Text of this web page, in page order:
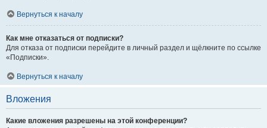
Вернуться к началу
Как мне отказаться от подписки?
Для отказа от подписки перейдите в личный раздел и щёлкните по ссылке
«Подписки».
Вернуться к началу
Вложения
Какие вложения разрешены на этой конференции?